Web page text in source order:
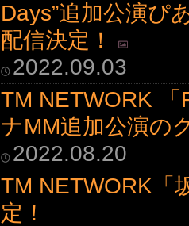
Days”追加公演ぴ
配信決定！
2022.09.03
TM NETWORK
ナMM追加公演の
2022.08.20
TM NETWORK「
定！